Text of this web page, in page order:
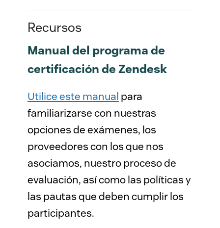
Recursos
Manual del programa de
certificación de Zendesk
Utilice este manual para
familiarizarse con nuestras
opciones de exámenes, los
proveedores con los que nos
asociamos, nuestro proceso de
evaluación, así como las políticas y
las pautas que deben cumplir los
participantes.